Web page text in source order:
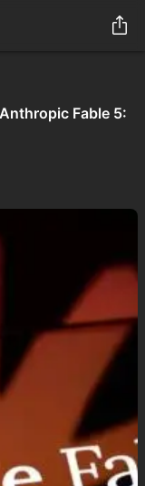
Fable 5: